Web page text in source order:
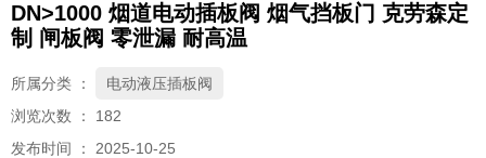
DN>1000 烟道电动插板阀 烟气挡板门 克劳森定
制 闸板阀 零泄漏 耐高温
所属分类 ：
电动液压插板阀
浏览次数 ： 182
发布时间 ： 2025-10-25